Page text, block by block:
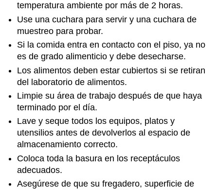
temperatura ambiente por más de 2 horas.
Use una cuchara para servir y una cuchara de
muestreo para probar.
Si la comida entra en contacto con el piso, ya no
es de grado alimenticio y debe desecharse.
Los alimentos deben estar cubiertos si se retiran
del laboratorio de alimentos.
Limpie su área de trabajo después de que haya
terminado por el día.
Lave y seque todos los equipos, platos y
utensilios antes de devolverlos al espacio de
almacenamiento correcto.
Coloca toda la basura en los receptáculos
adecuados.
Asegúrese de que su fregadero, superficie de